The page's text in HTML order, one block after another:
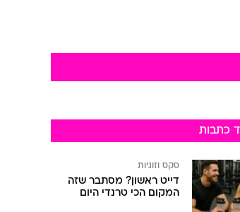
כתבות
סקס וזוגיות
דייט ראשון? מסתבר שזה
המקום הכי טרנדי היום